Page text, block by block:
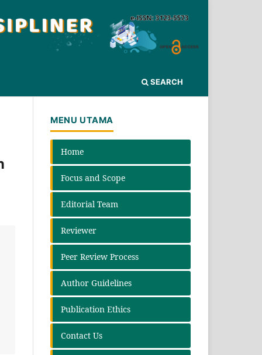
SEARCH
MENU UTAMA
Home
Focus and Scope
Editorial Team
Reviewer
Peer Review Process
Author Guidelines
Publication Ethics
Contact Us